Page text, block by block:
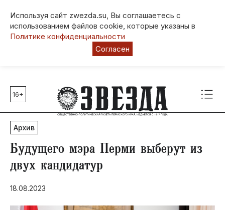
Используя сайт zwezda.su, Вы соглашаетесь с
использованием файлов cookie, которые указаны в
Политике конфиденциальности
Согласен
Главные темы
80 лет Победы
Молодежная столица РФ
СВО
Социальная поддержка
Инфраструктура
Благоустройство
16+
Архив
Будущего мэра Перми выберут из
двух кандидатур
18.08.2023